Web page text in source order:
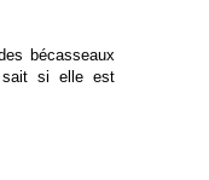
bécasseaux
sait si elle est